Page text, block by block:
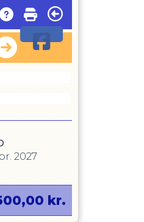
2027
kr.